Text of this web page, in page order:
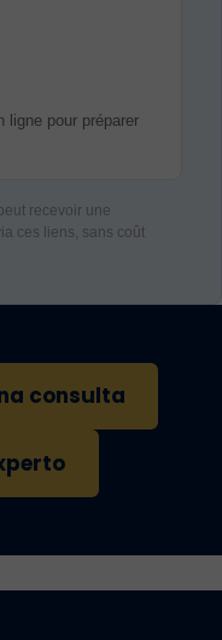
ligne pour préparer
recevoir une
ces liens, sans coût
consulta